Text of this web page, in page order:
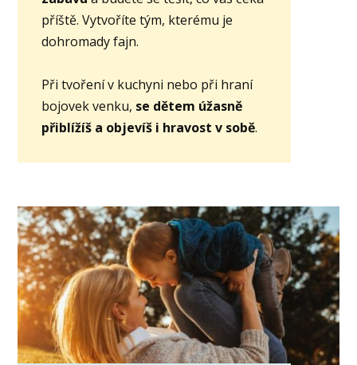
příště. Vytvoříte tým, kterému je
dohromady fajn.
Při tvoření v kuchyni nebo při hraní
bojovek venku, se dětem úžasně
přiblížíš a objevíš i hravost v sobě.